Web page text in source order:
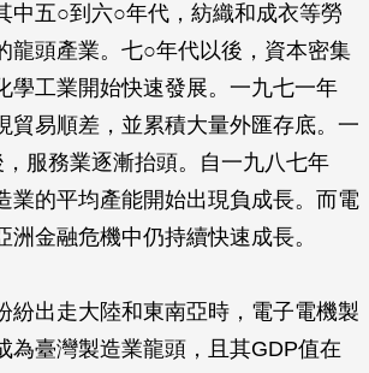
中五○到六○年代，紡織和成衣等勞
龍頭產業。七○年代以後，資本密集
學工業開始快速發展。一九七一年
貿易順差，並累積大量外匯存底。一
服務業逐漸抬頭。自一九八七年
業的平均產能開始出現負成長。而電
洲金融危機中仍持續快速成長。
紛出走大陸和東南亞時，電子電機製
為臺灣製造業龍頭，且其GDP值在